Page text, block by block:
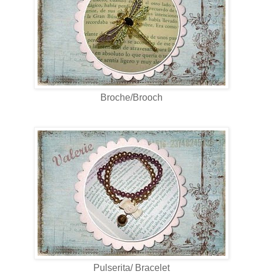
Broche/Brooch
Pulserita/ Bracelet